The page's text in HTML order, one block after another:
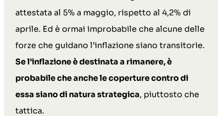
attestata al 5% a maggio, rispetto al 4,2% di
aprile. Ed è ormai improbabile che alcune delle
forze che guidano l’inflazione siano transitorie.
Se l’inflazione è destinata a rimanere, è
probabile che anche le coperture contro di
essa siano di natura strategica, piuttosto che
tattica.